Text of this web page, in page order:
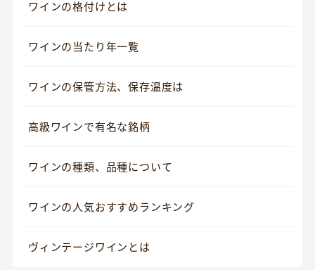
ワインの格付けとは
ワインの当たり年一覧
ワインの保管方法、保存温度は
高級ワインで有名な銘柄
ワインの種類、品種について
ワインの人気おすすめランキング
ヴィンテージワインとは